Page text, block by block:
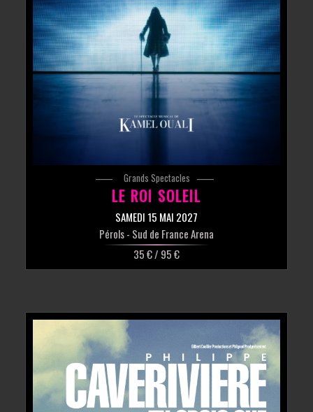
Grands Spectacles
LE ROI SOLEIL
SAMEDI 15 MAI 2027
Pérols- Sud de France Arena
35 € / 95 €